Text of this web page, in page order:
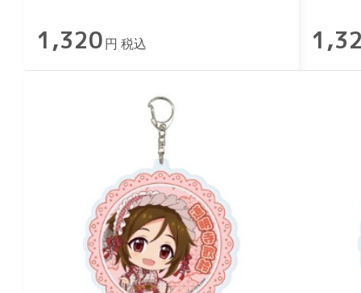
可憐ver.
1,320 円 税込
憐ver.